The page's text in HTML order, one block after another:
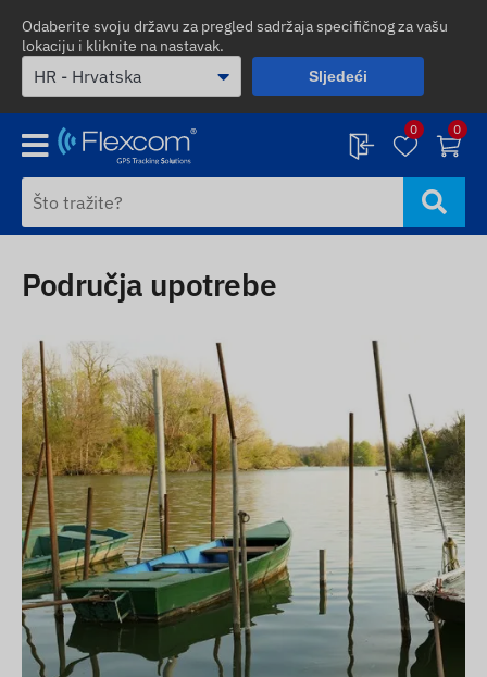
Odaberite svoju državu za pregled sadržaja specifičnog za vašu
lokaciju i kliknite na nastavak.
Sljedeći
0 0
Područja upotrebe